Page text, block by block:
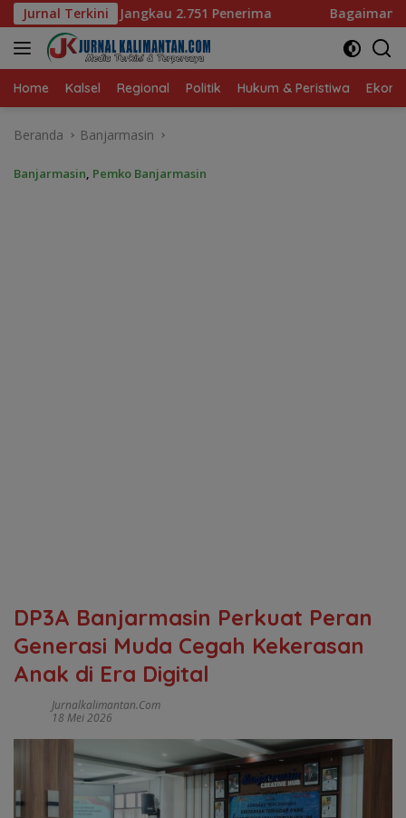
Langsung
ke
konten
Jurnal Terkini
Penerima Bagaimana KIP Hadapi Deepfake dan
Home Kalsel Regional Politik Hukum & Peristiwa
Beranda Banjarmasin
Banjarmasin, Pemko Banjarmasin
DP3A Banjarmasin Perkuat Peran
Generasi Muda Cegah Kekerasan
Anak di Era Digital
Jurnalkalimantan.com
18 Mei 2026